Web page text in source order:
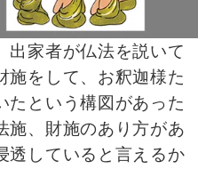
出家者が仏法を説いて
施をして、お釈迦様た
たという構図があった
施、財施のあり方があ
透していると言えるか